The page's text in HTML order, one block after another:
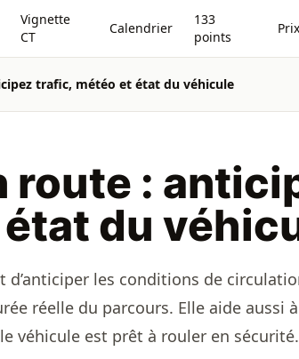
Vignette
CT
Calendrier
133
points
Prix
trafic, météo et état du véhicule
route :
du
d’anticiper les conditions de
réelle du parcours. Elle aide aussi
véhicule est prêt à rouler en sécurité.